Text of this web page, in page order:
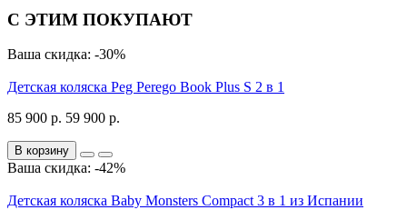
С ЭТИМ ПОКУПАЮТ
Ваша скидка: -30%
Детская коляска Peg Perego Book Plus S 2 в 1
85 900 р. 59 900 р.
В корзину
Ваша скидка: -42%
Детская коляска Baby Monsters Compact 3 в 1 из Испании